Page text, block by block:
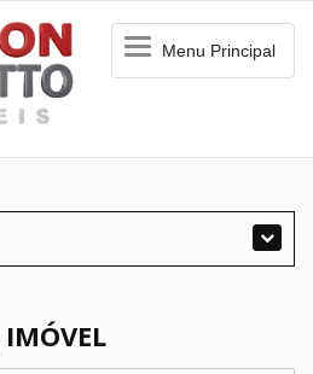
MenuMenu Principal